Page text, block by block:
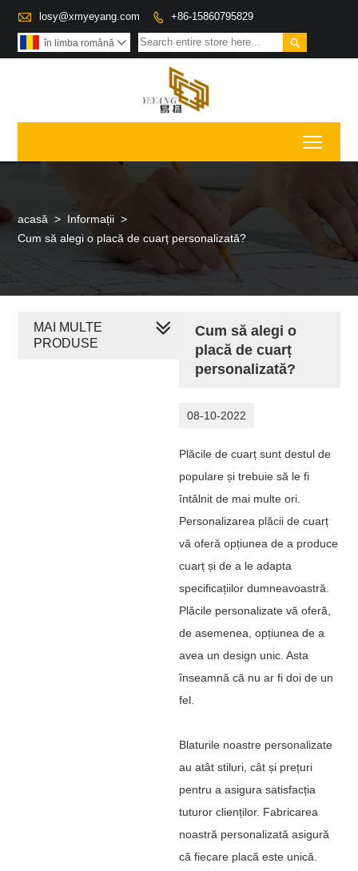
 losy@xmyeyang.com  +86-15860795829

în limba română 
acasă > Informații >
Cum să alegi o placă de cuarț personalizată?
Cum să alegi o
placă de cuarț
personalizată?
08-10-2022
Plăcile de cuarț sunt destul de
populare și trebuie să le fi
întâlnit de mai multe ori.
Personalizarea plăcii de cuarț
vă oferă opțiunea de a produce
cuarț și de a le adapta
specificațiilor dumneavoastră.
Plăcile personalizate vă oferă,
de asemenea, opțiunea de a
avea un design unic. Asta
înseamnă că nu ar fi doi de un
fel.
Blaturile noastre personalizate
au atât stiluri, cât și prețuri
pentru a asigura satisfacția
tuturor clienților. Fabricarea
noastră personalizată asigură
că fiecare placă este unică.
MAI MULTE
PRODUSE